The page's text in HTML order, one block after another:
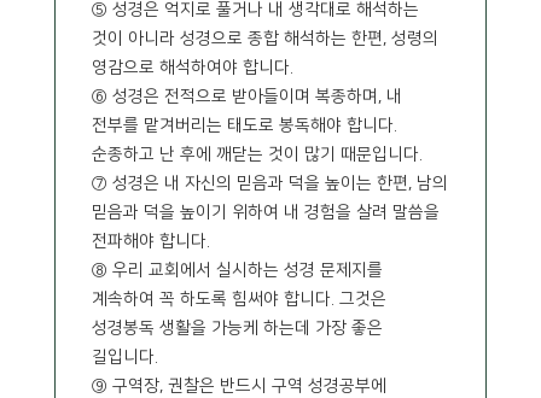
⑤ 성경은 억지로 풀거나 내 생각대로 해석하는
것이 아니라 성경으로 종합 해석하는 한편, 성령의
영감으로 해석하여야 합니다.
⑥ 성경은 전적으로 받아들이며 복종하며, 내
전부를 맡겨버리는 태도로 봉독해야 합니다.
순종하고 난 후에 깨닫는 것이 많기 때문입니다.
⑦ 성경은 내 자신의 믿음과 덕을 높이는 한편, 남의
믿음과 덕을 높이기 위하여 내 경험을 살려 말씀을
전파해야 합니다.
⑧ 우리 교회에서 실시하는 성경 문제지를
계속하여 꼭 하도록 힘써야 합니다. 그것은
성경봉독 생활을 가능케 하는데 가장 좋은
길입니다.
⑨ 구역장, 권찰은 반드시 구역 성경공부에